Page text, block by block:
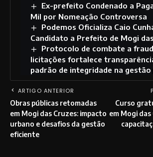
Ex-prefeito Condenado a
Mil por Nomeação Controversa
Podemos Oficializa Caio
Candidato a Prefeito de Mogi
Protocolo de combate a
licitações fortalece
padrão de integridade na gestão
ARTIGO ANTERIOR
Obras públicas retomadas
em Mogi das Cruzes: impacto
urbano e desafios da gestão
eficiente
Curso
em Mogi